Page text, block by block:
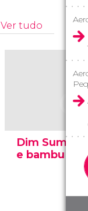
Ver tudo
Dim Sum de
e bambu